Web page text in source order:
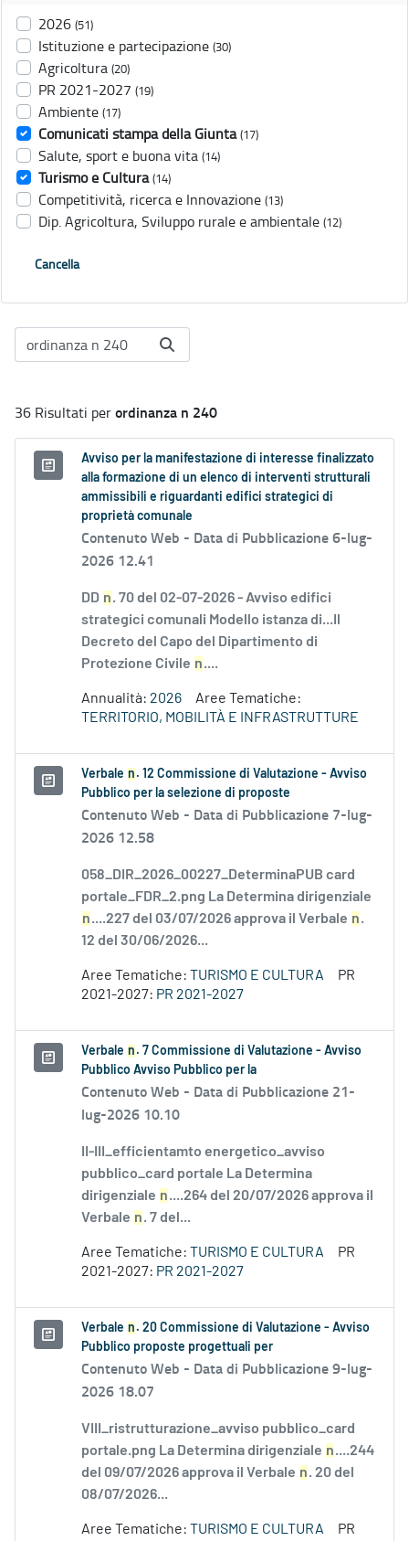
2026 (51)
Istituzione e partecipazione (30)
Agricoltura (20)
PR 2021-2027 (19)
Ambiente (17)
Comunicati stampa della Giunta (17)
Salute, sport e buona vita (14)
Turismo e Cultura (14)
Competitività, ricerca e Innovazione (13)
Dip. Agricoltura, Sviluppo rurale e ambientale (12)
Cancella
36 Risultati perordinanza n 240
Avviso per la manifestazione di interesse finalizzato
alla formazione di un elenco di interventi strutturali
ammissibili e riguardanti edifici strategici di
proprietà comunale
Contenuto Web - Data di Pubblicazione 6-lug-
2026 12.41
DD n. 70 del 02-07-2026 - Avviso edifici
strategici comunali Modello istanza di...Il
Decreto del Capo del Dipartimento di
Protezione Civile n....
Annualità: 2026
Aree Tematiche:
TERRITORIO, MOBILITÀ E INFRASTRUTTURE
Verbale n . 12 Commissione di Valutazione - Avviso
Pubblico per la selezione di proposte
Contenuto Web - Data di Pubblicazione 7-lug-
2026 12.58
058_DIR_2026_00227_DeterminaPUB card
portale_FDR_2.png La Determina dirigenziale
n....227 del 03/07/2026 approva il Verbale n.
12 del 30/06/2026...
Aree Tematiche: TURISMO E CULTURA
PR
2021-2027: PR 2021-2027
Verbale n . 7 Commissione di Valutazione - Avviso
Pubblico Avviso Pubblico per la
Contenuto Web - Data di Pubblicazione 21-
lug-2026 10.10
II-III_efficientamto energetico_avviso
pubblico_card portale La Determina
dirigenziale n....264 del 20/07/2026 approva il
Verbale n. 7 del...
Aree Tematiche: TURISMO E CULTURA
PR
2021-2027: PR 2021-2027
Verbale n . 20 Commissione di Valutazione - Avviso
Pubblico proposte progettuali per
Contenuto Web - Data di Pubblicazione 9-lug-
2026 18.07
VIII_ristrutturazione_avviso pubblico_card
portale.png La Determina dirigenziale n....244
del 09/07/2026 approva il Verbale n. 20 del
08/07/2026...
Aree Tematiche: TURISMO E CULTURA PR